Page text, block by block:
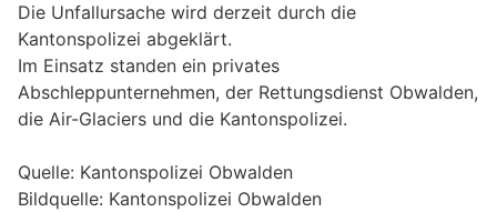
Die Unfallursache wird derzeit durch die
Kantonspolizei abgeklärt.
Im Einsatz standen ein privates
Abschleppunternehmen, der Rettungsdienst Obwalden,
die Air-Glaciers und die Kantonspolizei.
Quelle: Kantonspolizei Obwalden
Bildquelle: Kantonspolizei Obwalden